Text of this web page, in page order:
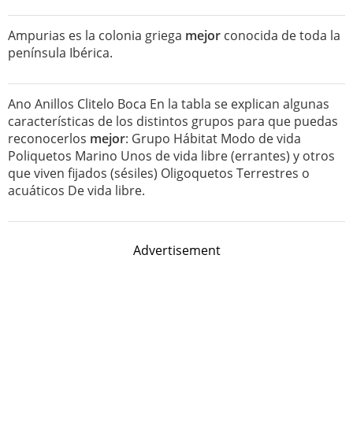
Ampurias es la colonia griega mejor conocida de toda la
península Ibérica.
Ano Anillos Clitelo Boca En la tabla se explican algunas
características de los distintos grupos para que puedas
reconocerlos mejor: Grupo Hábitat Modo de vida
Poliquetos Marino Unos de vida libre (errantes) y otros
que viven fijados (sésiles) Oligoquetos Terrestres o
acuáticos De vida libre.
Advertisement